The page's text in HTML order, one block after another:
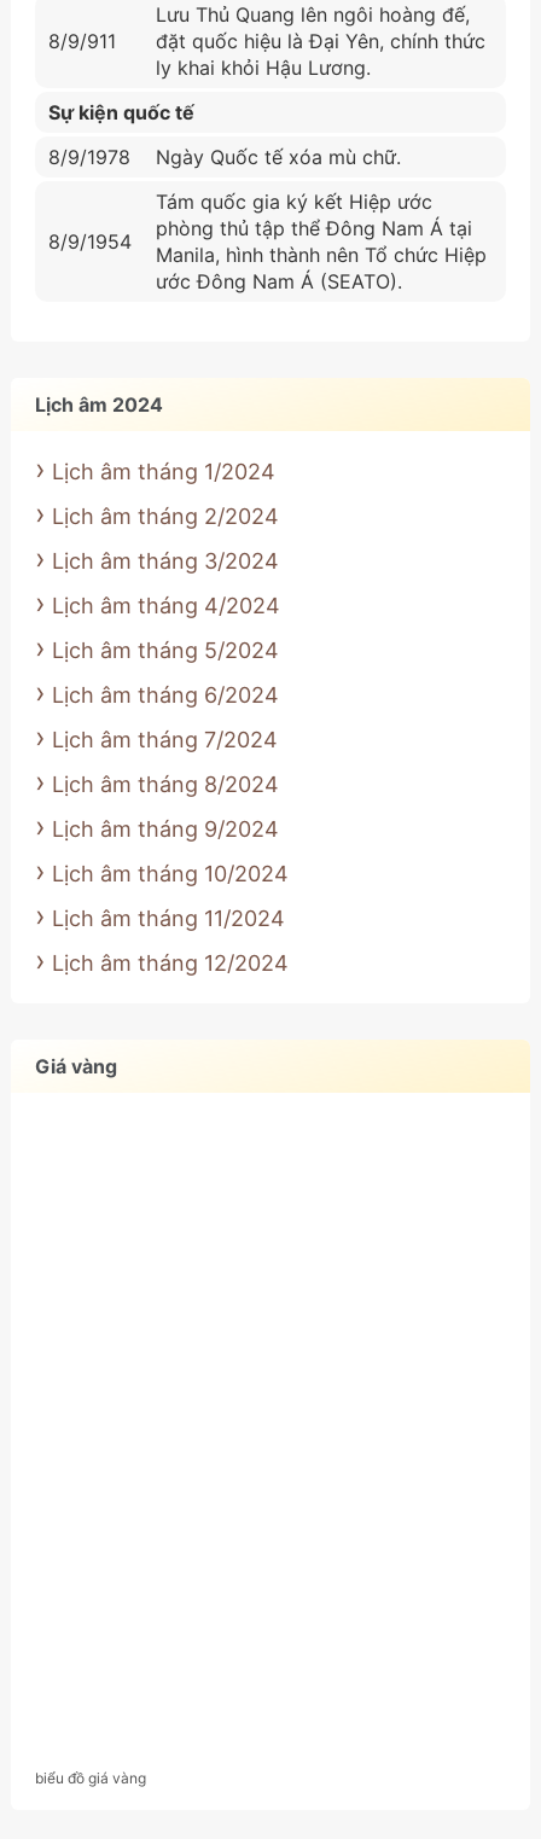
8/9/911
Lưu Thủ Quang lên ngôi hoàng đế,
đặt quốc hiệu là Đại Yên, chính thức
ly khai khỏi Hậu Lương.
Sự kiện quốc tế
8/9/1978
Ngày Quốc tế xóa mù chữ.
8/9/1954
Tám quốc gia ký kết Hiệp ước
phòng thủ tập thể Đông Nam Á tại
Manila, hình thành nên Tổ chức Hiệp
ước Đông Nam Á (SEATO).
Lịch âm 2024
Lịch âm tháng 1/2024
Lịch âm tháng 2/2024
Lịch âm tháng 3/2024
Lịch âm tháng 4/2024
Lịch âm tháng 5/2024
Lịch âm tháng 6/2024
Lịch âm tháng 7/2024
Lịch âm tháng 8/2024
Lịch âm tháng 9/2024
Lịch âm tháng 10/2024
Lịch âm tháng 11/2024
Lịch âm tháng 12/2024
Giá vàng
biểu đồ giá vàng